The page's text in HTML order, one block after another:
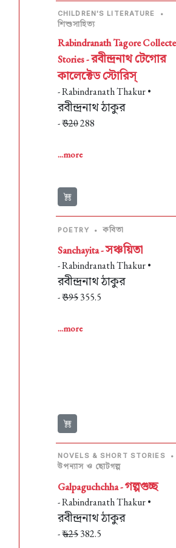
CHILDREN'S LITERATURE •
শিশুসাহিত্য
Rabindranath Tagore
Stories -রবীন্দ্রনাথ টেগোর
কালেক্টেড স্টোরিস্‌
- Rabindranath Thakur •
রবীন্দ্রনাথ ঠাকুর
- ₹320288
...more
POETRY • কবিতা
Sanchayita -সঞ্চয়িতা
- Rabindranath Thakur •
রবীন্দ্রনাথ ঠাকুর
- ₹395355.5
...more
NOVELS & SHORT STORIES •
উপন্যাস ও ছোটগল্প
Galpaguchchha -গল্পগুচ্ছ
- Rabindranath Thakur •
রবীন্দ্রনাথ ঠাকুর
- ₹425382.5